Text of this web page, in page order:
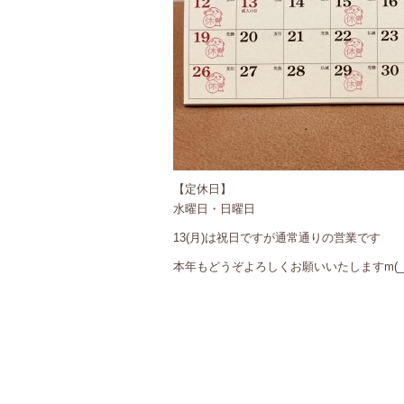
【定休日】
水曜日・日曜日
13(月)は祝日ですが通常通りの営業です
本年もどうぞよろしくお願いいたします